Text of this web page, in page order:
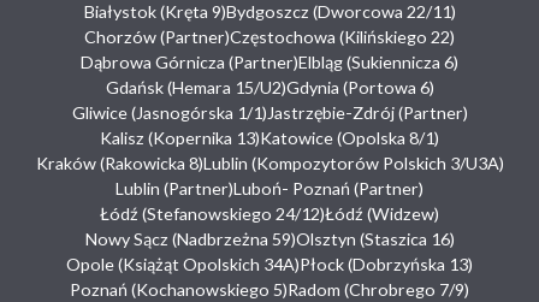
Białystok (Kręta 9)Bydgoszcz (Dworcowa 22/11)
Chorzów (Partner)Częstochowa (Kilińskiego 22)
Dąbrowa Górnicza (Partner)Elbląg (Sukiennicza 6)
Gdańsk (Hemara 15/U2)Gdynia (Portowa 6)
Gliwice (Jasnogórska 1/1)Jastrzębie-Zdrój (Partner)
Kalisz (Kopernika 13)Katowice (Opolska 8/1)
Kraków (Rakowicka 8)Lublin (Kompozytorów Polskich 3/U3A)
Lublin (Partner)Luboń- Poznań (Partner)
Łódź (Stefanowskiego 24/12)Łódź (Widzew)
Nowy Sącz (Nadbrzeżna 59)Olsztyn (Staszica 16)
Opole (Książąt Opolskich 34A)Płock (Dobrzyńska 13)
Poznań (Kochanowskiego 5)Radom (Chrobrego 7/9)